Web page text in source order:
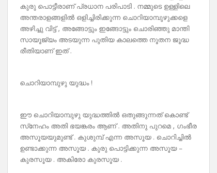
കുരു പൊട്ടീരാണ് പ്രധാന പരിപാടി . നമ്മുടെ ഉള്ളിലെ
അന്തരാളങ്ങളിൽ ഒളിച്ചിരിക്കുന്ന ചൊറിയാമ്പുഴുക്കളെ
അഴിച്ചു വിട്ട് , അങ്ങോട്ടും ഇങ്ങോട്ടും ചൊരിഞ്ഞു മാന്തി
സായൂജ്യം അടയുന്ന പുതിയ കാലത്തെ നൂതന ജൂദ്ധ
രീതിയാണ് ഇത് .
ചൊറിയാമ്പുഴു യുദ്ധം !
ഈ ചൊറിയാമ്പുഴു യുദ്ധത്തിൽ ഒതുങ്ങുന്നത് കൊണ്ട്
സ്‌നേഹം അതി ഭയങ്കരം ആണ് . അതിനു പുറമെ , ഗംഭീര
അസൂയയുമുണ്ട് . കുശുമ്പ് എന്ന അസൂയ . ചൊറിച്ചിൽ
ഉണ്ടാക്കുന്ന അസൂയ . കുരു പൊട്ടിക്കുന്ന അസൂയ –
കുരസൂയ . അകിരോ കുരസൂയ .